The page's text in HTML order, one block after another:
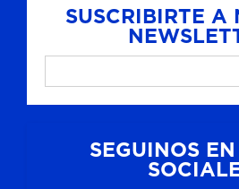
SUSCRIBIRTE A
SEGUINOS